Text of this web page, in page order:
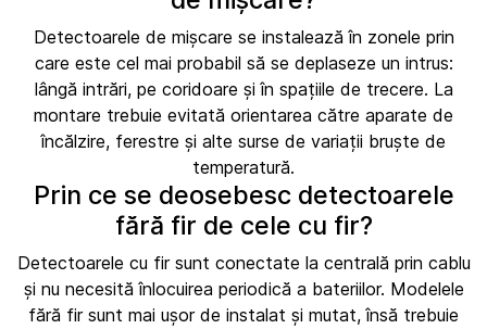
Detectoarele de mișcare se instalează în zonele prin
care este cel mai probabil să se deplaseze un intrus:
lângă intrări, pe coridoare și în spațiile de trecere. La
montare trebuie evitată orientarea către aparate de
încălzire, ferestre și alte surse de variații bruște de
temperatură.
Prin ce se deosebesc detectoarele
fără fir de cele cu fir?
Detectoarele cu fir sunt conectate la centrală prin cablu
și nu necesită înlocuirea periodică a bateriilor. Modelele
fără fir sunt mai ușor de instalat și mutat, însă trebuie